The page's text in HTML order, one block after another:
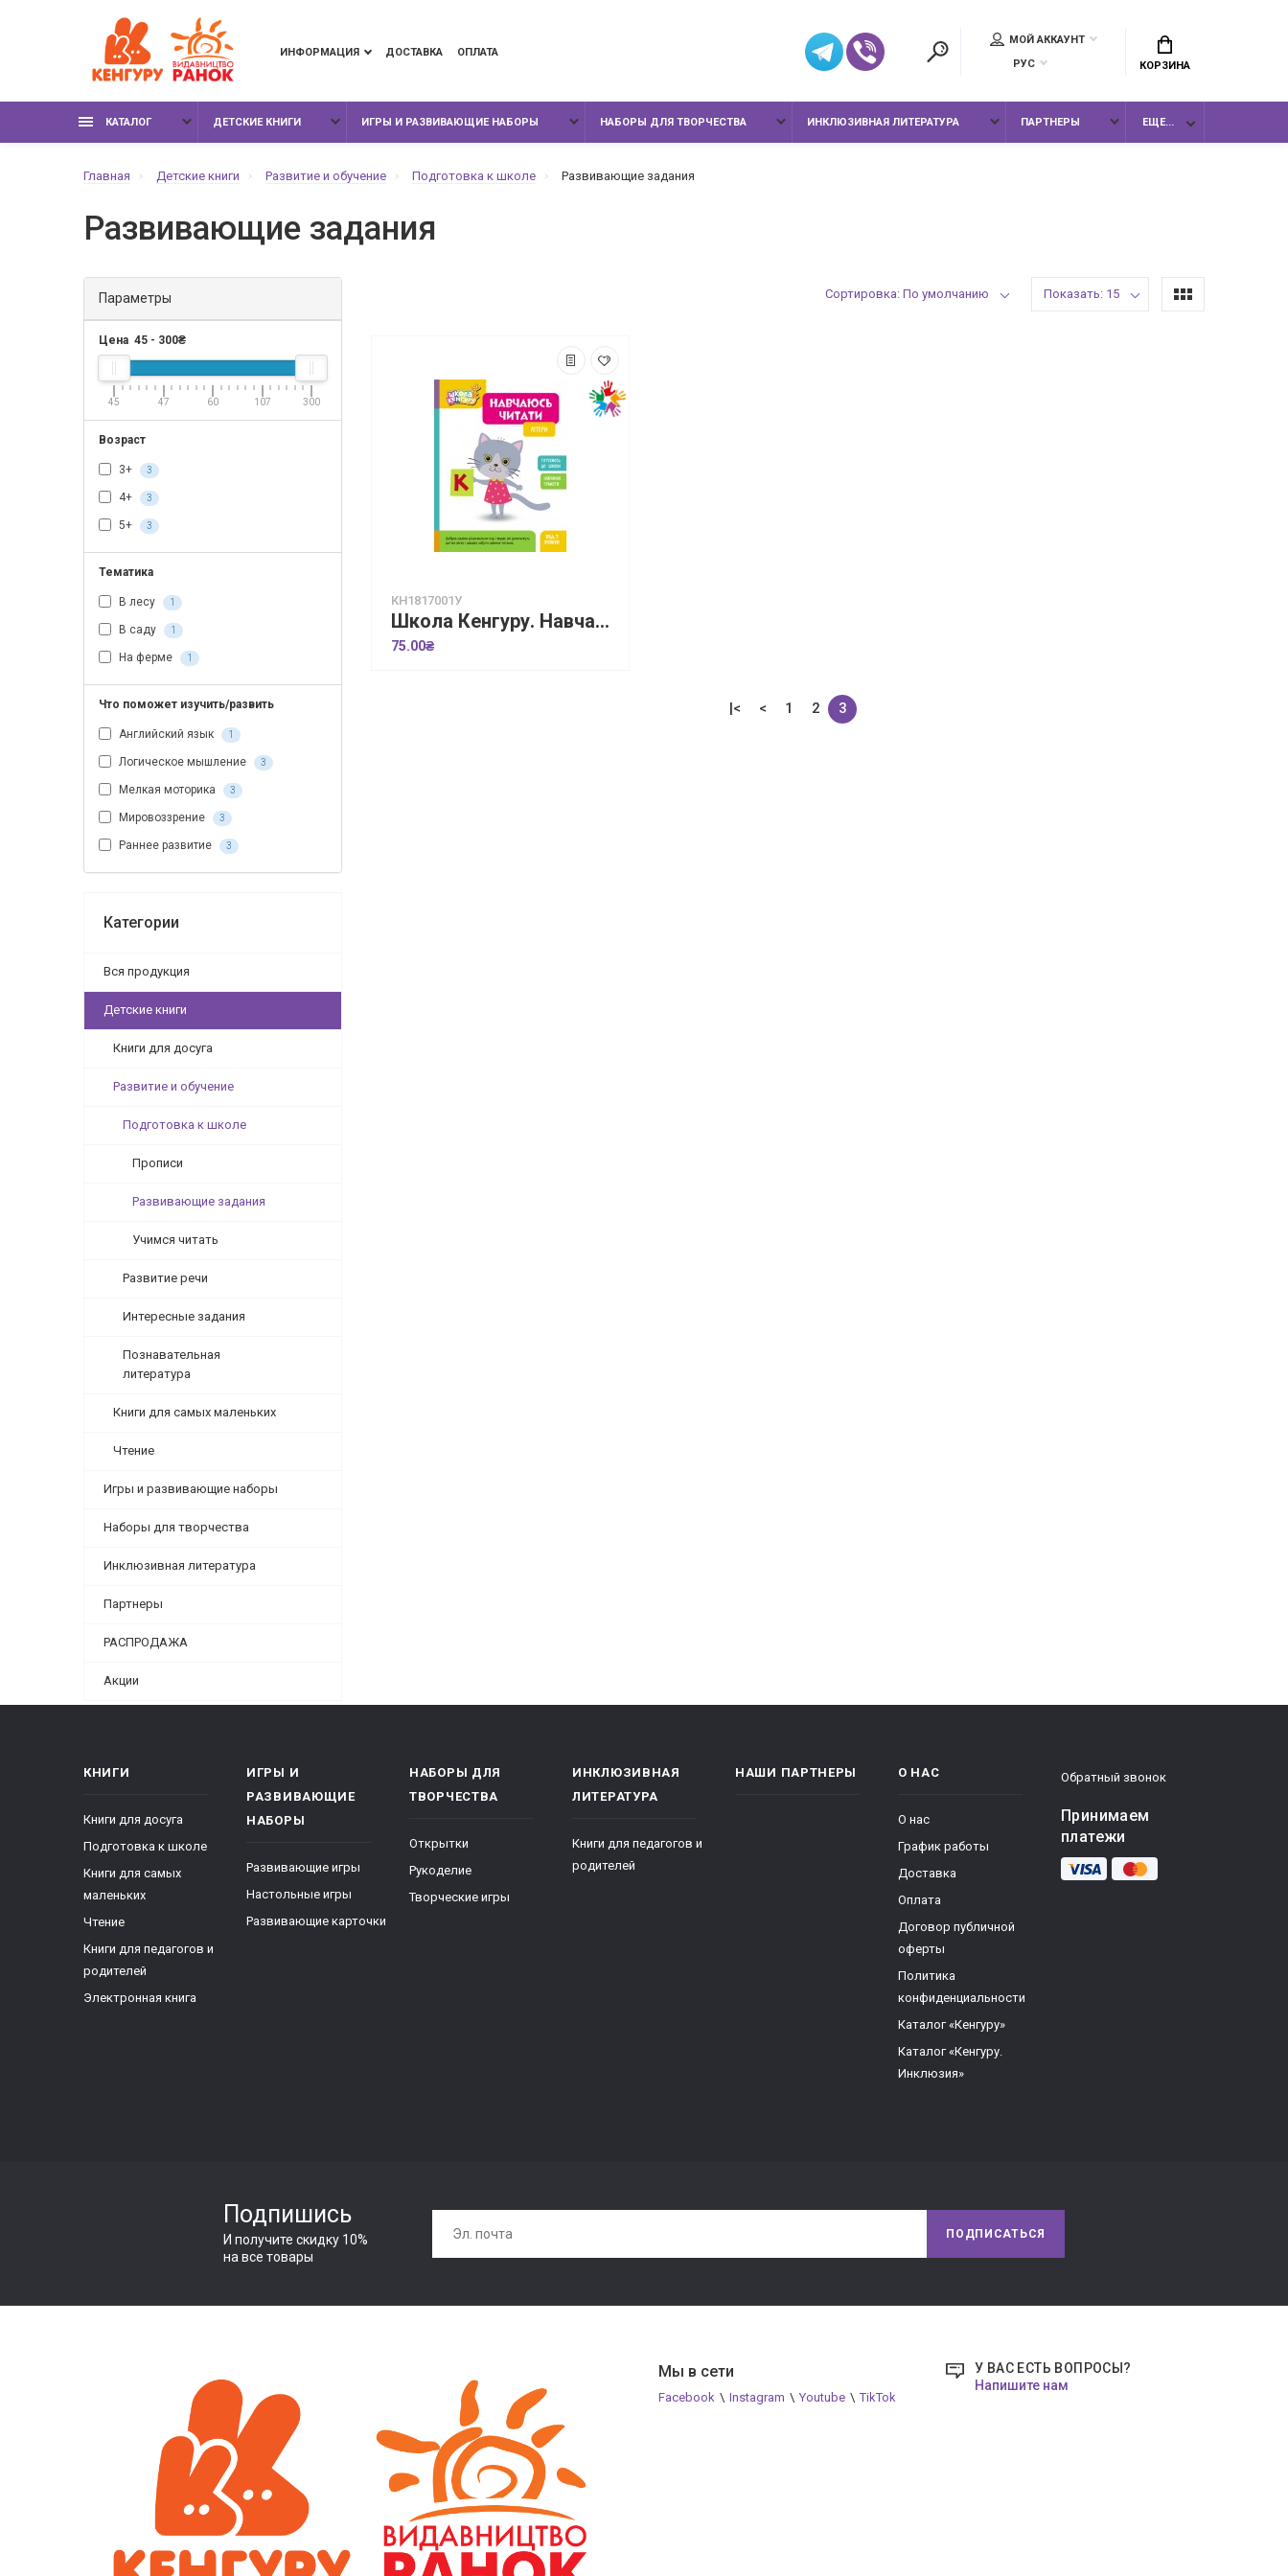
ИНФОРМАЦИЯ ДОСТАВКА ОПЛАТА
МОЙ АККАУНТ
РУС
КОРЗИНА
КАТАЛОГ ДЕТСКИЕ КНИГИ ИГРЫ И РАЗВИВАЮЩИЕ НАБОРЫ НАБОРЫ ДЛЯ ТВОРЧЕСТВА ИНКЛЮЗИВНАЯ ЛИТЕРАТУРА ПАРТНЕРЫ ЕЩЕ...
Главная Детские книги Развитие и обучение Подготовка к школе Развивающие задания
Развивающие задания
Параметры
Цена 45 - 300₴
45 47 60 107 300
Возраст
3+ 3
4+ 3
5+ 3
Тематика
В лесу 1
В саду 1
На ферме 1
Что поможет изучить/развить
Английский язык 1
Логическое мышление 3
Мелкая моторика 3
Мировоззрение 3
Раннее развитие 3
Категории
Вся продукция
Детские книги
Книги для досуга
Развитие и обучение
Подготовка к школе
Прописи
Развивающие задания
Учимся читать
Развитие речи
Интересные задания
Познавательная
литература
Книги для самых маленьких
Чтение
Игры и развивающие наборы
Наборы для творчества
Инклюзивная литература
Партнеры
РАСПРОДАЖА
Акции
Сортировка: По умолчанию Показать: 15
КН1817001У
Школа Кенгуру. Навчаюсь читати. Літери
75.00₴
|< < 1 2 3
КНИГИ
Книги для досуга
Подготовка к школе
Книги для самых
маленьких
Чтение
Книги для педагогов и
родителей
Электронная книга
ИГРЫ И
РАЗВИВАЮЩИЕ
НАБОРЫ
Развивающие игры
Настольные игры
Развивающие карточки
НАБОРЫ ДЛЯ
ТВОРЧЕСТВА
Открытки
Рукоделие
Творческие игры
ИНКЛЮЗИВНАЯ
ЛИТЕРАТУРА
Книги для педагогов и
родителей
НАШИ ПАРТНЕРЫ О НАС
О нас
График работы
Доставка
Оплата
Договор публичной
оферты
Политика
конфиденциальности
Каталог «Кенгуру»
Каталог «Кенгуру.
Инклюзия»
Обратный звонок
Принимаем
платежи
Подпишись
И получите скидку 10%
на все товары
ПОДПИСАТЬСЯ
У ВАС ЕСТЬ ВОПРОСЫ?
Напишите нам
Мы в сети
Facebook \ Instagram \ Youtube \ TikTok